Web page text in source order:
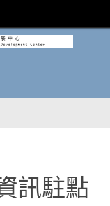
訊駐點